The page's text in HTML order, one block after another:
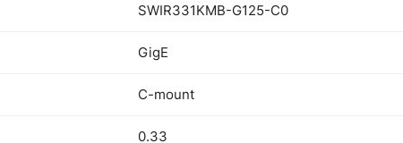
SWIR331KMB-G125-C0
GigE
C-mount
0.33